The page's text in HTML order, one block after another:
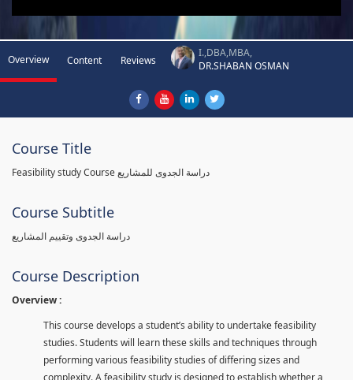
Overview Content Reviews
I.,DBA,MBA,
DR.SHABAN OSMAN
Course Title
Feasibility study Course دراسة الجدوى للمشاريع
Course Subtitle
دراسة الجدوى وتقييم المشاريع
Course Description
Overview :
This course develops a student’s ability to undertake feasibility
studies. Students will learn these skills and techniques through
performing various feasibility studies of differing sizes and
complexity. A feasibility study is designed to establish whether a